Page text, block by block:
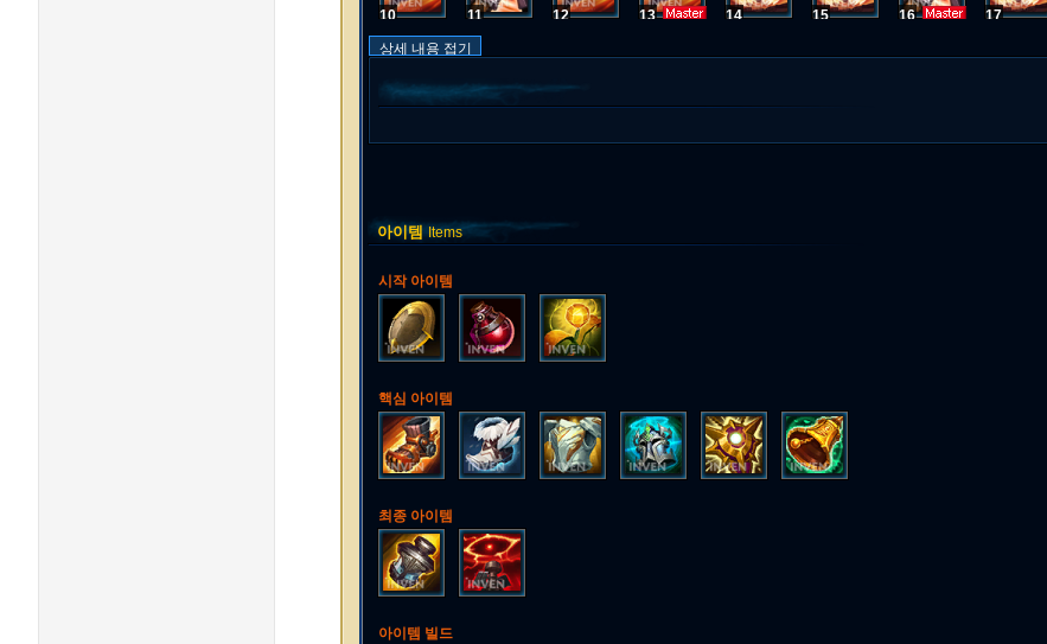
10 11 12 13 14 15 16 17
상세 내용 접기
아이템 Items
시작 아이템
핵심 아이템
최종 아이템
아이템 빌드